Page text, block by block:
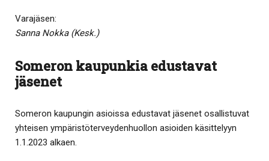
Varajäsen:
Sanna Nokka (Kesk.)
Someron kaupunkia edustavat
jäsenet
Someron kaupungin asioissa edustavat jäsenet osallistuvat
yhteisen ympäristöterveydenhuollon asioiden käsittelyyn
1.1.2023 alkaen.